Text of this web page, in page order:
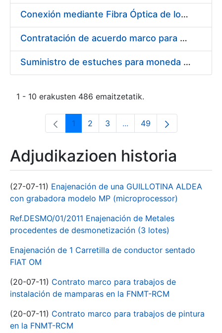
Conexión mediante Fibra Óptica de los Centros de Proceso de Datos (CPDs) de las sedes de la FNMT-RCM de Burgos y Madrid
Contratación de acuerdo marco para el Suministro de Material de Electricidad para la Fábrica Nacional de Moneda y Timbre-Real Casa de la Moneda en su centro de trabajo de Burgos
Suministro de estuches para moneda de 30 €
1 - 10 erakusten 486 emaitzetatik.
Orrialdea
1 Orrialdea
2 Orrialdea
3 ...Intermediate Pages Use
Orrialdea
49
Adjudikazioen historia
(27-07-11) Enajenación de una GUILLOTINA ALDEA
con grabadora modelo MP (microprocessor)
Ref.DESMO/01/2011 Enajenación de Metales
procedentes de desmonetización (3 lotes)
Enajenación de 1 Carretilla de conductor sentado
FIAT OM
(20-07-11) Contrato marco para trabajos de
instalación de mamparas en la FNMT-RCM
(20-07-11) Contrato marco para trabajos de pintura
en la FNMT-RCM